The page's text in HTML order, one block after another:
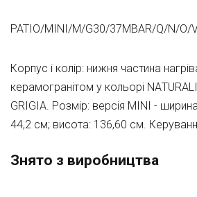
PATIO/MINI/M/G30/37MBAR/Q/N/O/
Корпус і колір: нижня частина
керамогранітом у кольорі
GRIGIА. Розмір: версія MINI -
44,2 см; висота: 136,60 см.
Знято з виробництва